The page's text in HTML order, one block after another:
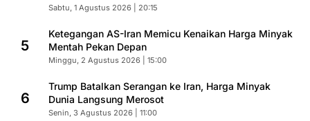
Sabtu, 1 Agustus 2026 | 20:15
5
Ketegangan AS-Iran Memicu Kenaikan Harga Minyak
Mentah Pekan Depan
Minggu, 2 Agustus 2026 | 15:00
6
Trump Batalkan Serangan ke Iran, Harga Minyak
Dunia Langsung Merosot
Senin, 3 Agustus 2026 | 11:00